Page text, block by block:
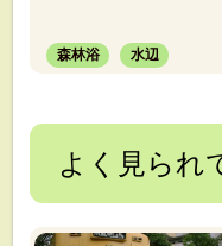
森林浴 水辺
よく見られ